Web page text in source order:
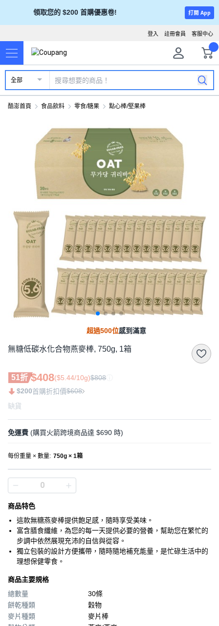
領取您的 $200 首購優惠卷! 打開 App
客服中心
註冊會員
登入
全部
酷澎首頁 食品飲料 零食/糖果 點心棒/堅果棒
超過500位感到滿意
無糖低碳水化合物燕麥棒, 750g, 1箱
51折 $408($5.44/10g)$808
$200首購折扣價$608
缺貨
免運費 (購買火箭跨境商品達 $690 時)
每份重量 × 數量: 750g × 1箱
商品特色
這款無糖燕麥棒提供飽足感，隨時享受美味。
富含膳食纖維，為您的每一天提供必要的營養，幫助您在繁忙的
步調中依然展現充沛的自信與從容。
獨立包裝的設計方便攜帶，隨時隨地補充能量，是忙碌生活中的
理想保健零食。
商品主要規格
總數量
30條
餅乾種類
穀物
麥片種類
麥片棒